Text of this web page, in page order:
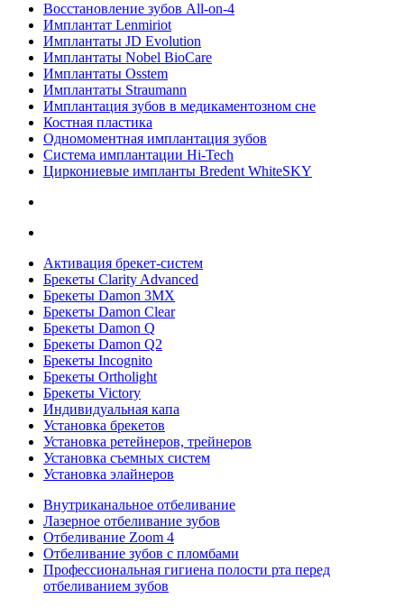
Восстановление зубов All‑on‑4
Имплантат Lenmiriot
Имплантаты JD Evolution
Имплантаты Nobel BioСare
Имплантаты Osstem
Имплантаты Straumann
Имплантация зубов в медикаментозном сне
Костная пластика
Одномоментная имплантация зубов
Система имплантации Hi-Tech
Циркониевые импланты Bredent WhiteSKY
Активация брекет-систем
Брекеты Clarity Advanced
Брекеты Damon 3MX
Брекеты Damon Clear
Брекеты Damon Q
Брекеты Damon Q2
Брекеты Incognito
Брекеты Ortholight
Брекеты Victory
Индивидуальная капа
Установка брекетов
Установка ретейнеров, трейнеров
Установка съемных систем
Установка элайнеров
Внутриканальное отбеливание
Лазерное отбеливание зубов
Отбеливание Zoom 4
Отбеливание зубов с пломбами
Профессиональная гигиена полости рта перед
отбеливанием зубов